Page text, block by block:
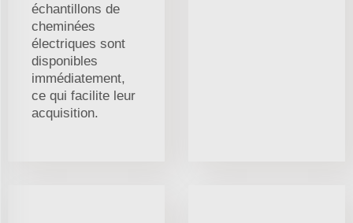
échantillons de
cheminées
électriques sont
disponibles
immédiatement,
ce qui facilite leur
acquisition.